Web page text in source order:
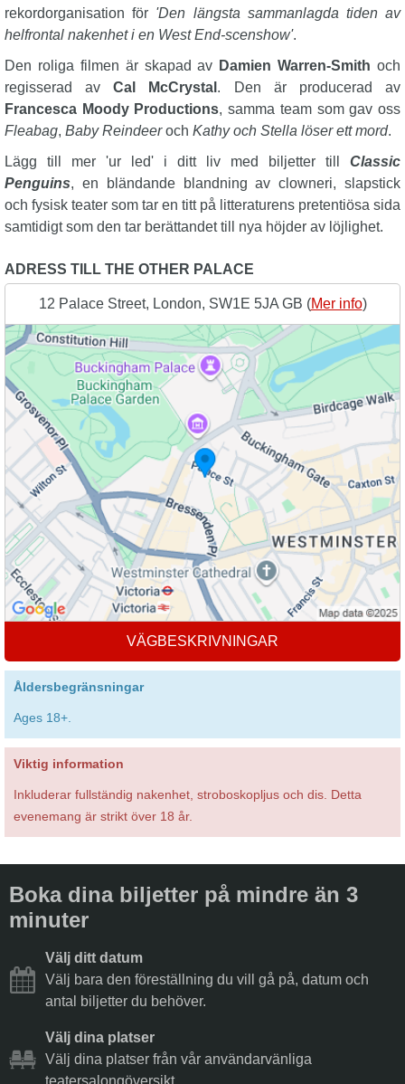
rekordorganisation för 'Den längsta sammanlagda tiden av
helfrontal nakenhet i en West End-scenshow'.
Den roliga filmen är skapad av Damien Warren-Smith och
regisserad avCal McCrystal . Den är producerad av
Francesca Moody Productions, samma team som gav oss
Fleabag, Baby Reindeeroch Kathy och Stella löser ett mord.
Lägg till mer 'ur led' i ditt liv med biljetter till Classic
Penguins, en bländande blandning av clowneri, slapstick
och fysisk teater som tar en titt på litteraturens pretentiösa sida
samtidigt som den tar berättandet till nya höjder av löjlighet.
ADRESS TILL THE OTHER PALACE
12 Palace Street, London, SW1E 5JA GB (Mer info)
VÄGBESKRIVNINGAR
Åldersbegränsningar
Ages 18+.
Viktig information
Inkluderar fullständig nakenhet, stroboskopljus och dis. Detta
evenemang är strikt över 18 år.
Boka dina biljetter på mindre än 3
minuter
Välj ditt datum
Välj bara den föreställning du vill gå på, datum och
antal biljetter du behöver.
Välj dina platser
Välj dina platser från vår användarvänliga
teatersalongöversikt.